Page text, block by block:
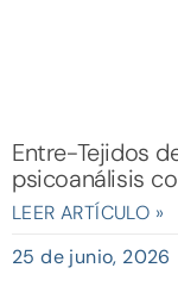
Entre-Tejidos
psicoanálisis
LEER ARTÍCULO »
25 de junio, 2026